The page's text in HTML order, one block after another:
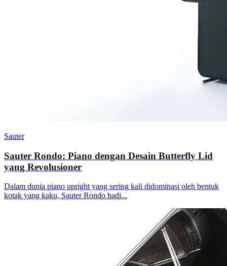
Sauter
Sauter Rondo: Piano dengan Desain Butterfly Lid
yang Revolusioner
Dalam dunia piano upright yang sering kali didominasi oleh bentuk
kotak yang kaku, Sauter Rondo hadi...